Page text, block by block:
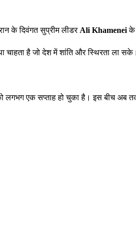
के दिवंगत सुप्रीम लीडर Ali Khameneiके
चाहता है जो देश में शांति और स्थिरता ला
लगभग एक सप्ताह हो चुका है। इस बीच अब